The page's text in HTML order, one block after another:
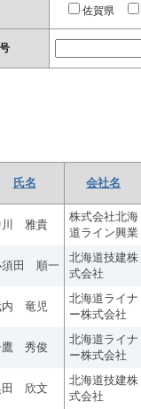
佐賀県
氏名 会社名
川 雅貴
株式会社北海
道ライン興業
須田 順一
北海道技建株
式会社
内 竜児
北海道ライナ
ー株式会社
鷹 秀俊
北海道ライナ
ー株式会社
田 欣文
北海道技建株
式会社